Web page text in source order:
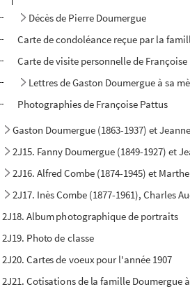
Décès de Pierre Doumergue
Carte de condoléance reçue par la
Carte de visite personnelle de
Lettres de Gaston Doumergue à sa
Photographies de Françoise Pattus
Gaston Doumergue (1863-1937) et
2J15. Fanny Doumergue (1849-1927) et
2J16. Alfred Combe (1874-1945) et
2J17. Inès Combe (1877-1961), Charles
2J18. Album photographique de portraits
2J19. Photo de classe
2J20. Cartes de voeux pour l'année 1907
2J21. Cotisations de la famille Doumergue